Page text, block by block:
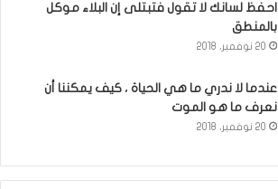
احفظ لسانك لا تقول فتبتلى إن البلاء موكل
بالمنطق
20 نوفمبر، 2018
عندما لا ندري ما هي الحياة ، كيف يمكننا أن
نعرف ما هو الموت
20 نوفمبر، 2018